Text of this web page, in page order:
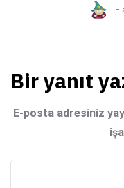
-
Bir yanıt
E-posta adresiniz